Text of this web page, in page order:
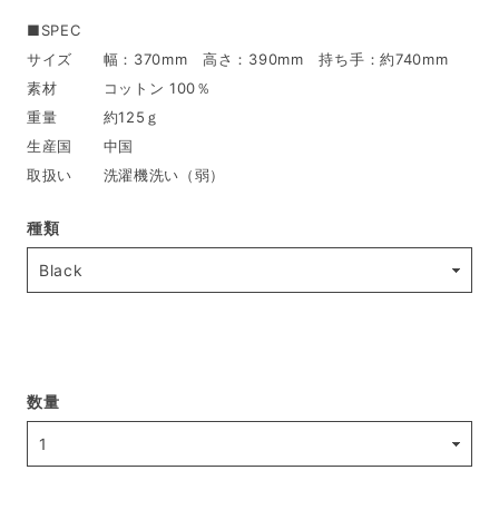
■SPEC
サイズ 幅：370mm 高さ：390mm 持ち手：約740mm
素材 コットン 100％
重量 約125ｇ
生産国 中国
取扱い 洗濯機洗い（弱）
種類
数量